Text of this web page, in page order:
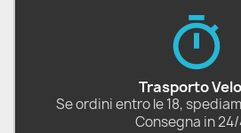
Trasporto
Se ordini entro le 18,
Consegna in